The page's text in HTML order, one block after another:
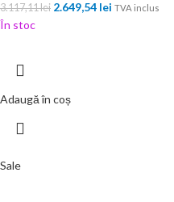
3.117,11lei 2.649,54 lei TVA inclus
În stoc
Adaugă în coș
Sale